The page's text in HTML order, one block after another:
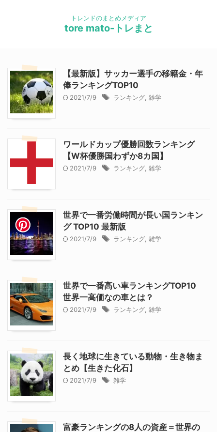
トレンドのまとめメディア
tore mato-トレまと
【最新版】サッカー選手の移籍金・年
俸ランキングTOP10
2021/7/9 ランキング 雑学
ワールドカップ優勝回数ランキング
【W杯優勝国わずか8カ国】
2021/7/9 ランキング 雑学
世界で一番労働時間が長い国ランキン
グ TOP10 最新版
2021/7/9 ランキング 雑学
世界で一番高い車ランキングTOP10
世界一高価なの車とは？
2021/7/9 ランキング 雑学
長く地球に生きている動物・生き物ま
とめ【生きた化石】
2021/7/9 雑学
富豪ランキングの8人の資産＝世界の